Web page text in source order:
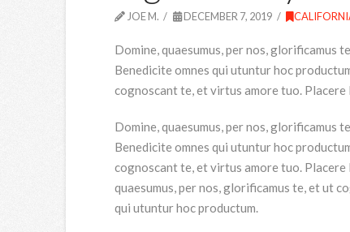
JOE M. DECEMBER 7, 2019
Domine, quaesumus, per nos, glorificamus
Benedicite omnes qui utuntur hoc
cognoscant te, et virtus amore tuo.
Domine, quaesumus, per nos, glorificamus
Benedicite omnes qui utuntur hoc
cognoscant te, et virtus amore tuo.
quaesumus, per nos, glorificamus te, et ut
qui utuntur hoc productum.